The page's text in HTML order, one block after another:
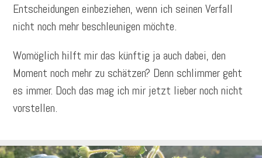
Entscheidungen einbeziehen, wenn ich seinen Verfall
nicht noch mehr beschleunigen möchte.
Womöglich hilft mir das künftig ja auch dabei, den
Moment noch mehr zu schätzen? Denn schlimmer geht
es immer. Doch das mag ich mir jetzt lieber noch nicht
vorstellen.